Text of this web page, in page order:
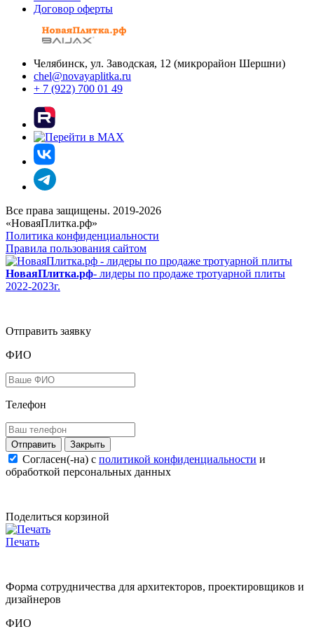
Договор оферты
Челябинск, ул. Заводская, 12 (микрорайон Шершни)
chel@novayaplitka.ru
+ 7 (922) 700 01 49
Все права защищены. 2019-2026
«НоваяПлитка.рф»
Политика конфиденциальности
Правила пользования сайтом
НоваяПлитка.рф- лидеры по продаже тротуарной плиты
2022-2023г.
Отправить заявку
ФИО
Телефон
Закрыть
Согласен(-на) c политикой конфиденциальности и
обработкой персональных данных
Поделиться корзиной
Печать
Форма сотрудничества для архитекторов, проектировщиков и
дизайнеров
ФИО